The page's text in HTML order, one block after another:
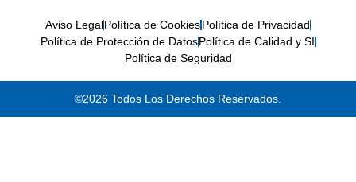
Aviso LegalPolítica de CookiesPolítica de Privacidad
Política de Protección de DatosPolítica de Calidad y SI
Política de Seguridad
©2026 Todos Los Derechos Reservados.